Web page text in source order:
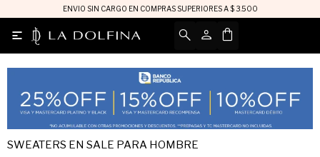
ENVIO SIN CARGO EN COMPRAS SUPERIORES A $ 3.500

SWEATERS EN SALE PARA HOMBRE